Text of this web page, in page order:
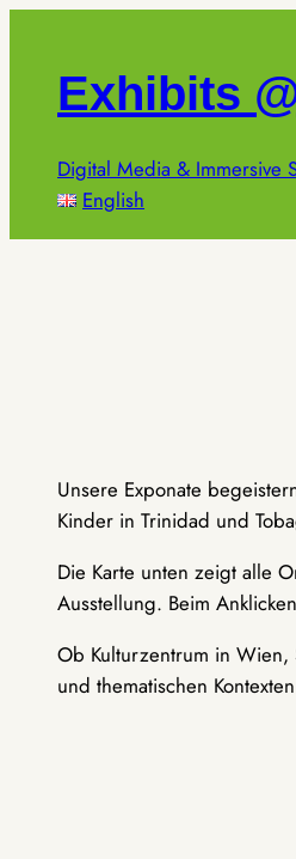
springenExhibits
Digital Media & Immersive
English
Unsere Exponate
Kinder in Trinidad und
Die Karte unten zeigt alle
Ausstellung. Beim
Ob Kulturzentrum in
und thematischen